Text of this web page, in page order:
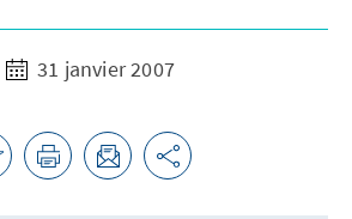
31 janvier 2007